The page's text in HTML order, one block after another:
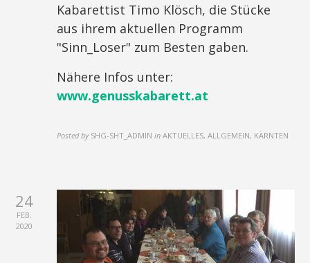
Kabarettist Timo Klösch, die Stücke
aus ihrem aktuellen Programm
"Sinn_Loser" zum Besten gaben.
Nähere Infos unter:
www.genusskabarett.at
Posted by SHG-SHT_ADMIN in AKTUELLES, ALLGEMEIN, KÄRNTEN
24
FEB.
2020